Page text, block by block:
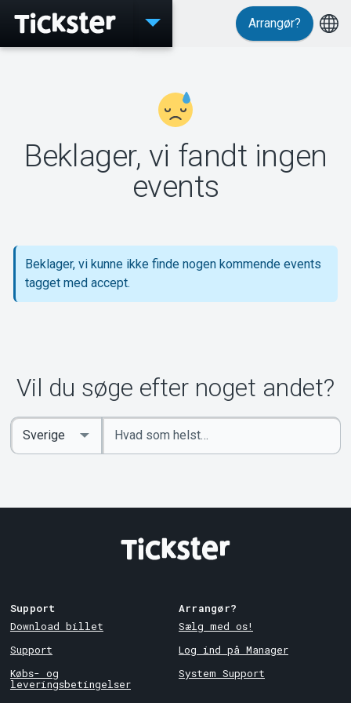
Events
MyTickster
Support
Arrangør?
Beklager, vi fandt ingen
events
Beklager, vi kunne ikke finde nogen kommende events
tagget med accept.
Vil du søge efter noget andet?
Indtast
søgeord
Select
Country
Support
Download billet
Support
Købs- og
leveringsbetingelser
Arrangør?
Sælg med os!
Log ind på Manager
System Support